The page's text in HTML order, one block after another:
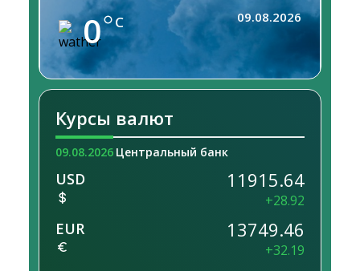
0 C 09.08.2026
Курсы валют
09.08.2026 Центральный банк
USD 11915.64
+28.92
EUR 13749.46
+32.19